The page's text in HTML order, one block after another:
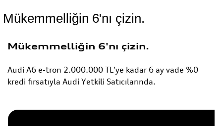
Mükemmelliğin 6'nı çizin.
Mükemmelliğin 6'nı çizin.
Audi A6 e-tron 2.000.000 TL'ye kadar 6 ay vade %0
kredi fırsatıyla Audi Yetkili Satıcılarında.